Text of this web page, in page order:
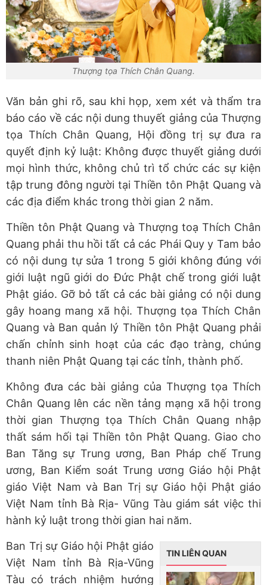
Thượng tọa Thích Chân Quang.
Văn bản ghi rõ, sau khi họp, xem xét và thẩm tra
báo cáo về các nội dung thuyết giảng của Thượng
tọa Thích Chân Quang, Hội đồng trị sự đưa ra
quyết định kỷ luật: Không được thuyết giảng dưới
mọi hình thức, không chủ trì tổ chức các sự kiện
tập trung đông người tại Thiền tôn Phật Quang và
các địa điểm khác trong thời gian 2 năm.
Thiền tôn Phật Quang và Thượng toạ Thích Chân
Quang phải thu hồi tất cả các Phái Quy y Tam bảo
có nội dung tự sửa 1 trong 5 giới không đúng với
giới luật ngũ giới do Đức Phật chế trong giới luật
Phật giáo. Gỡ bỏ tất cả các bài giảng có nội dung
gây hoang mang xã hội. Thượng tọa Thích Chân
Quang và Ban quản lý Thiền tôn Phật Quang phải
chấn chỉnh sinh hoạt của các đạo tràng, chúng
thanh niên Phật Quang tại các tỉnh, thành phố.
Không đưa các bài giảng của Thượng tọa Thích
Chân Quang lên các nền tảng mạng xã hội trong
thời gian Thượng tọa Thích Chân Quang nhập
thất sám hối tại Thiền tôn Phật Quang. Giao cho
Ban Tăng sự Trung ương, Ban Pháp chế Trung
ương, Ban Kiểm soát Trung ương Giáo hội Phật
giáo Việt Nam và Ban Trị sự Giáo hội Phật giáo
Việt Nam tỉnh Bà Rịa- Vũng Tàu giám sát việc thi
hành kỷ luật trong thời gian hai năm.
TIN LIÊN QUAN
Ban Trị sự Giáo hội Phật giáo
Việt Nam tỉnh Bà Rịa-Vũng
Tàu có trách nhiệm hướng